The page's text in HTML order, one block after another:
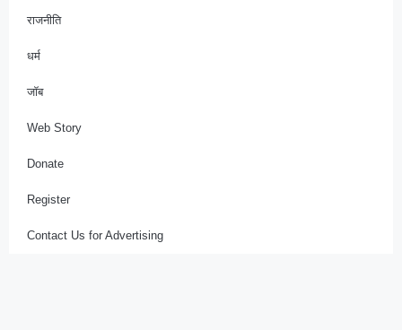
राजनीति
धर्म
जॉब
Web Story
Donate
Register
Contact Us for Advertising